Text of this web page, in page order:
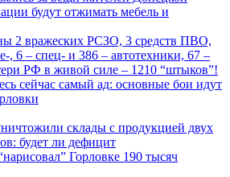
будут отжимать мебель и
2 вражеских РСЗО, 3 средств ПВО,
, 6 – спец- и 386 – автотехники, 67 –
РФ в живой силе – 1210 “штыков”!
сейчас самый ад: основные бои идут
склады с продукцией двух
будет ли дефицит
Горловке 190 тысяч